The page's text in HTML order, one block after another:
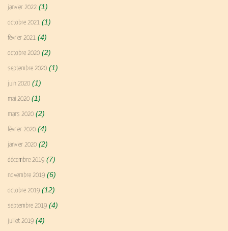
janvier 2022 (1)
octobre 2021 (1)
février 2021 (4)
octobre 2020 (2)
septembre 2020 (1)
juin 2020 (1)
mai 2020 (1)
mars 2020 (2)
février 2020 (4)
janvier 2020 (2)
décembre 2019 (7)
novembre 2019 (6)
octobre 2019 (12)
septembre 2019 (4)
juillet 2019 (4)